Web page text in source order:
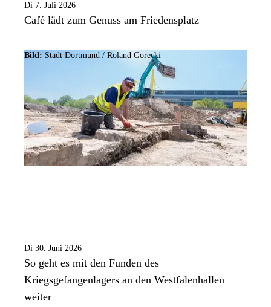
Di 7. Juli 2026
Café lädt zum Genuss am Friedensplatz
Bild: Stadt Dortmund / Roland Gorecki
Di 30. Juni 2026
So geht es mit den Funden des
Kriegsgefangenlagers an den Westfalenhallen
weiter